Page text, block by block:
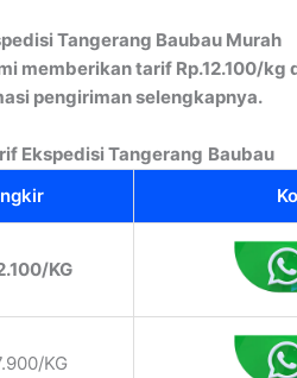
Tangerang Baubau Murah
memberikan tarif Rp.12.100/
pengiriman selengkapnya.
Ekspedisi Tangerang Baubau
KG
KG